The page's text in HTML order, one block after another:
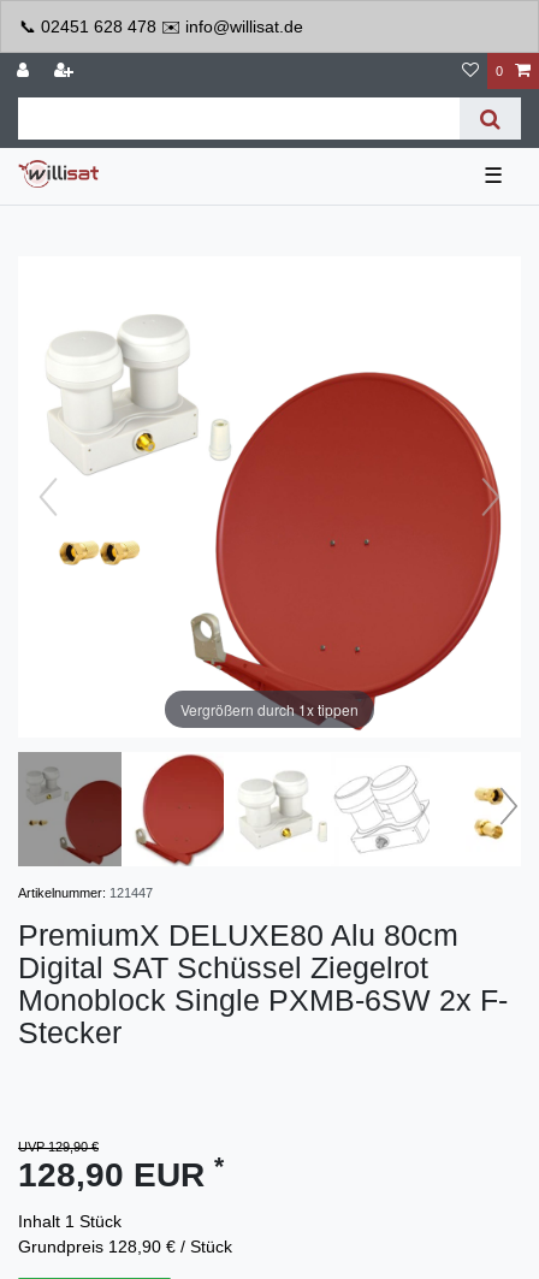
📞 02451 628 478 ✉️ info@willisat.de
0
☰
Vergrößern durch 1x tippen
Artikelnummer: 121447
PremiumX DELUXE80 Alu 80cm
Digital SAT Schüssel Ziegelrot
Monoblock Single PXMB-6SW 2x F-
Stecker
UVP 129,90 €
128,90 EUR *
Inhalt 1 Stück
Grundpreis 128,90 € / Stück